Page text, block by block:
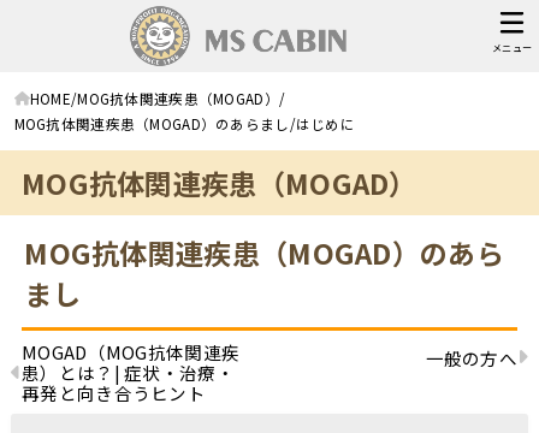
メニュー
HOME MOG抗体関連疾患（MOGAD）
MOG抗体関連疾患（MOGAD）のあらまし はじめに
MOG抗体関連疾患（MOGAD）
MOG抗体関連疾患（MOGAD）のあら
まし
MOGAD（MOG抗体関連疾
患）とは？| 症状・治療・
再発と向き合うヒント
一般の方へ